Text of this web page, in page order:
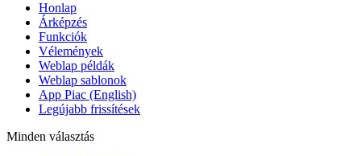
Honlap
Árképzés
Funkciók
Vélemények
Weblap példák
Weblap sablonok
App Piac (English)
Legújabb frissítések
Minden választás